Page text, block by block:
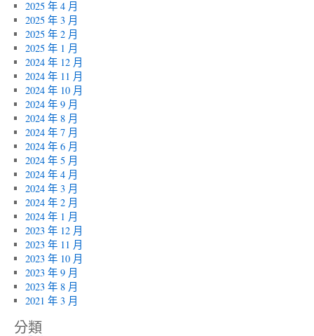
2025 年 4 月
2025 年 3 月
2025 年 2 月
2025 年 1 月
2024 年 12 月
2024 年 11 月
2024 年 10 月
2024 年 9 月
2024 年 8 月
2024 年 7 月
2024 年 6 月
2024 年 5 月
2024 年 4 月
2024 年 3 月
2024 年 2 月
2024 年 1 月
2023 年 12 月
2023 年 11 月
2023 年 10 月
2023 年 9 月
2023 年 8 月
2021 年 3 月
分類